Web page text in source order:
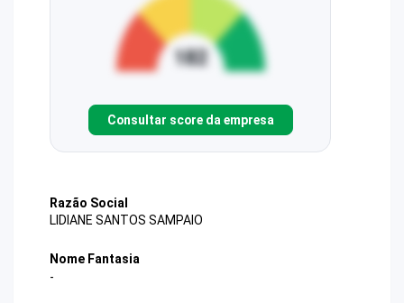
Consultar score da empresa
Razão Social
LIDIANE SANTOS SAMPAIO
Nome Fantasia
-